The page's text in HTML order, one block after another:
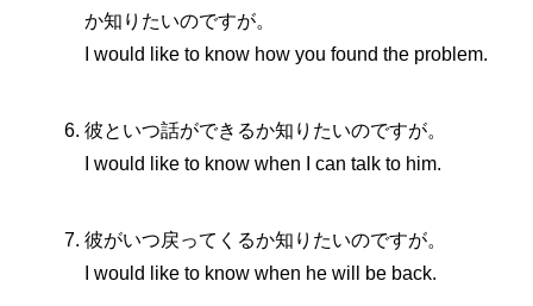
か知りたいのですが。
I would like to know how you found the problem.
彼といつ話ができるか知りたいのですが。
I would like to know when I can talk to him.
彼がいつ戻ってくるか知りたいのですが。
I would like to know when he will be back.